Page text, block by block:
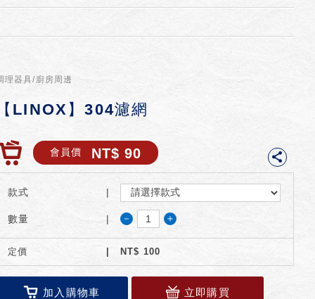
理器具/廚房周邊
LINOX】304濾網
會員價 NT$ 90
款式
數量 － ＋
定價 NT$ 100
加入購物車 立即購買